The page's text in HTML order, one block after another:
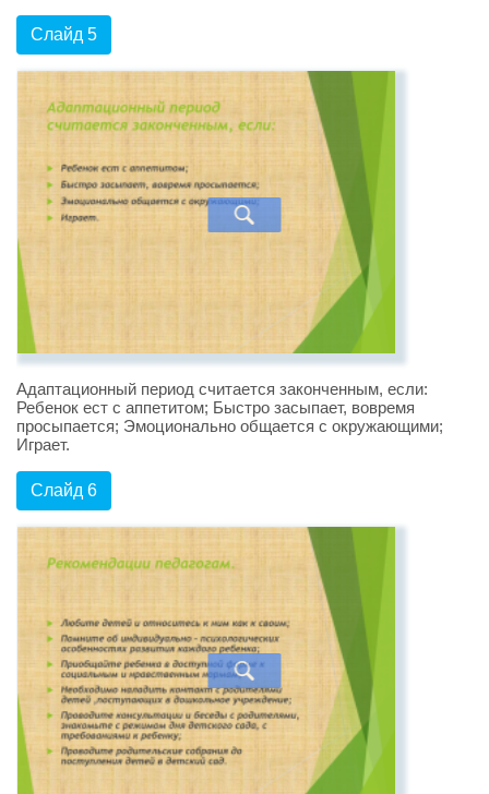
Слайд 5
Адаптационный период считается законченным, если:
Ребенок ест с аппетитом; Быстро засыпает, вовремя
просыпается; Эмоционально общается с окружающими;
Играет.
Слайд 6